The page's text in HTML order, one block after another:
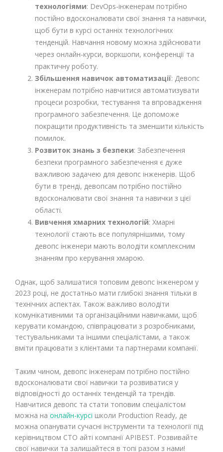
технологіями: DevOps-інженерам потрібно
постійно вдосконалювати свої знання та навички,
щоб бути в курсі останніх технологічних
тенденцій. Навчання новому можна здійснювати
через онлайн-курси, воркшопи, конференції та
практичну роботу.
Збільшення навичок автоматизації: Девопс
інженерам потрібно навчитися автоматизувати
процеси розробки, тестування та впровадження
програмного забезпечення. Це допоможе
покращити продуктивність та зменшити кількість
помилок.
Розвиток знань з безпеки: Забезпечення
безпеки програмного забезпечення є дуже
важливою задачею для девопс інженерів. Щоб
бути в тренді, девопсам потрібно постійно
вдосконалювати свої знання та навички з цієї
області.
Вивчення хмарних технологій: Хмарні
технології стають все популярнішими, тому
девопс інженери мають володіти комплексним
знанням про керування хмарою.
Однак, щоб залишатися топовим девопс інженером у
2023 році, не достатньо мати глибокі знання тільки в
технічних аспектах. Також важливо володіти
комунікативними та організаційними навичками, щоб
керувати командою, співпрацювати з розробниками,
тестувальниками та іншими спеціалістами, а також
вміти працювати з клієнтами та партнерами компанії.
Таким чином, девопс інженерам потрібно постійно
вдосконалювати свої навички та розвиватися у
відповідності до останніх тенденцій та трендів.
Навчитися девопс та стати топовим спеціалістом
можна на онлайн-курсі школи Production Ready, де
можна опанувати сучасні інструменти та технології під
керівництвом СТО айті компанії APIBEST. Розвивайте
свої навички та залишайтеся в топі разом з нами!